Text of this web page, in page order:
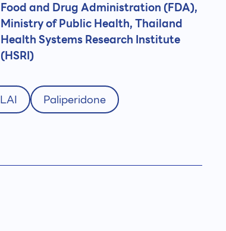
Food and Drug Administration (FDA),
Ministry of Public Health, Thailand
Health Systems Research Institute
(HSRI)
LAI
Paliperidone